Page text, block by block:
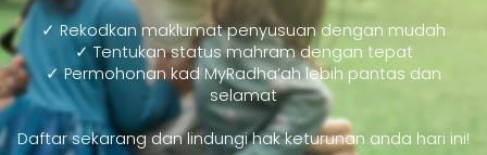
✓ Rekodkan maklumat penyusuan dengan mudah
✓ Tentukan status mahram dengan tepat
✓ Permohonan kad MyRadha’ah lebih pantas dan
selamat
Daftar sekarang dan lindungi hak keturunan anda hari ini!